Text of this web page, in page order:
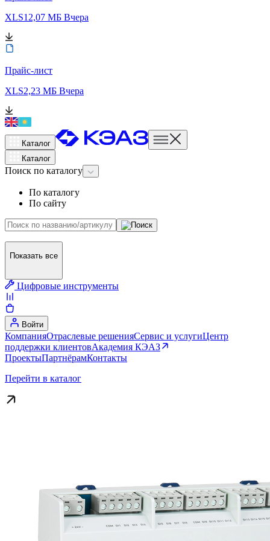
XLS12,07 МБ Вчера
Прайс-лист
XLS2,23 МБ Вчера
Каталог
Каталог
Поиск по каталогу
По каталогу
По сайту
Показать все
Цифровые инструменты
Войти
КомпанияОтраслевые решенияСервис и услугиЦентр
поддержки клиентовАкадемия КЭАЗ
ПроектыПартнёрамКонтакты
Перейти в каталог